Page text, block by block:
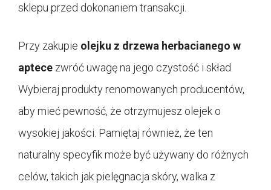
sklepu przed dokonaniem transakcji.
Przy zakupie olejku z drzewa herbacianego w
aptece zwróć uwagę na jego czystość i skład.
Wybieraj produkty renomowanych producentów,
aby mieć pewność, że otrzymujesz olejek o
wysokiej jakości. Pamiętaj również, że ten
naturalny specyfik może być używany do różnych
celów, takich jak pielęgnacja skóry, walka z